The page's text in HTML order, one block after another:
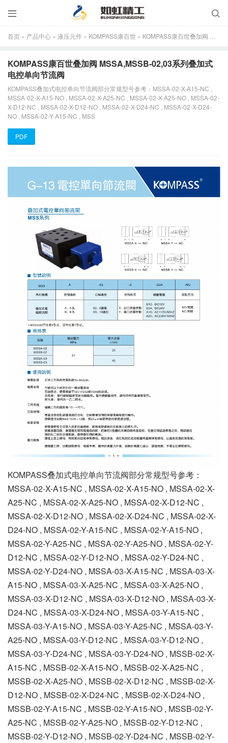


首页 » 产品中心 » 液压元件 » KOMPASS康百世 » KOMPASS康百世叠加阀 MSSA,MSSB-02,03系列叠加式电控单向节流阀
KOMPASS康百世叠加阀 MSSA,MSSB-02,03系列叠加式
电控单向节流阀
KOMPASS叠加式电控单向节流阀部分常规型号参考：MSSA-02-X-A15-NC ,
MSSA-02-X-A15-NO , MSSA-02-X-A25-NC , MSSA-02-X-A25-NO , MSSA-02-
X-D12-NC , MSSA-02-X-D12-NO , MSSA-02-X-D24-NC , MSSA-02-X-D24-
NO , MSSA-02-Y-A15-NC , MSS
PDF
KOMPASS叠加式电控单向节流阀部分常规型号参考：
MSSA-02-X-A15-NC , MSSA-02-X-A15-NO , MSSA-02-X-
A25-NC , MSSA-02-X-A25-NO , MSSA-02-X-D12-NC ,
MSSA-02-X-D12-NO , MSSA-02-X-D24-NC , MSSA-02-X-
D24-NO , MSSA-02-Y-A15-NC , MSSA-02-Y-A15-NO ,
MSSA-02-Y-A25-NC , MSSA-02-Y-A25-NO , MSSA-02-Y-
D12-NC , MSSA-02-Y-D12-NO , MSSA-02-Y-D24-NC ,
MSSA-02-Y-D24-NO , MSSA-03-X-A15-NC , MSSA-03-X-
A15-NO , MSSA-03-X-A25-NC , MSSA-03-X-A25-NO ,
MSSA-03-X-D12-NC , MSSA-03-X-D12-NO , MSSA-03-X-
D24-NC , MSSA-03-X-D24-NO , MSSA-03-Y-A15-NC ,
MSSA-03-Y-A15-NO , MSSA-03-Y-A25-NC , MSSA-03-Y-
A25-NO , MSSA-03-Y-D12-NC , MSSA-03-Y-D12-NO ,
MSSA-03-Y-D24-NC , MSSA-03-Y-D24-NO , MSSB-02-X-
A15-NC , MSSB-02-X-A15-NO , MSSB-02-X-A25-NC ,
MSSB-02-X-A25-NO , MSSB-02-X-D12-NC , MSSB-02-X-
D12-NO , MSSB-02-X-D24-NC , MSSB-02-X-D24-NO ,
MSSB-02-Y-A15-NC , MSSB-02-Y-A15-NO , MSSB-02-Y-
A25-NC , MSSB-02-Y-A25-NO , MSSB-02-Y-D12-NC ,
MSSB-02-Y-D12-NO , MSSB-02-Y-D24-NC , MSSB-02-Y-